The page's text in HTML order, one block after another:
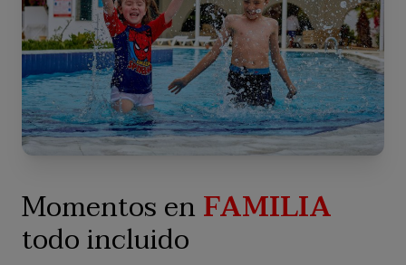
Momentos enFAMILIA
todo incluido